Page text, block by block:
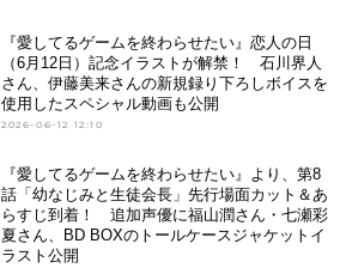
『愛してるゲームを終わらせたい』恋人の日
（6月12日）記念イラストが解禁！ 石川界人
さん、伊藤美来さんの新規録り下ろしボイスを
使用したスペシャル動画も公開
2026-06-12 12:10
『愛してるゲームを終わらせたい』より、第8
話「幼なじみと生徒会長」先行場面カット＆あ
らすじ到着！ 追加声優に福山潤さん・七瀬彩
夏さん、BD BOXのトールケースジャケットイ
ラスト公開